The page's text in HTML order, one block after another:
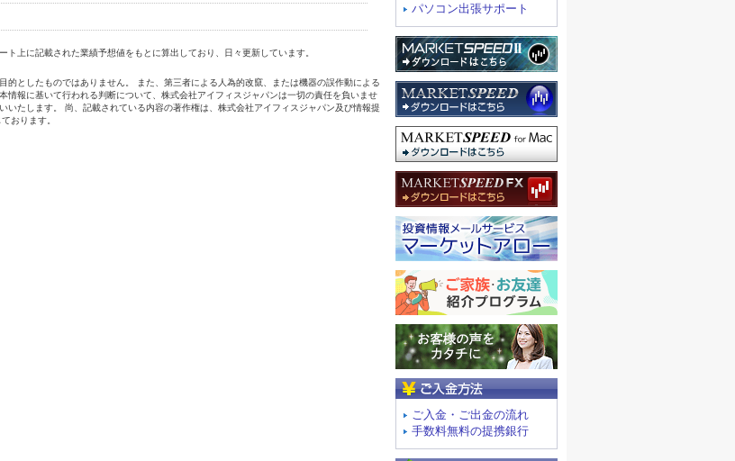
パソコン出張サポート
ご入金・ご出金の流れ
手数料無料の提携銀行